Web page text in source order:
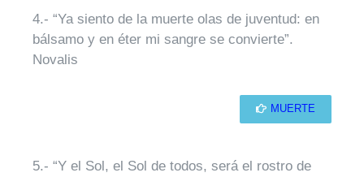
4.- “Ya siento de la muerte olas de juventud: en
bálsamo y en éter mi sangre se convierte”.
Novalis
MUERTE
5.- “Y el Sol, el Sol de todos, será el rostro de